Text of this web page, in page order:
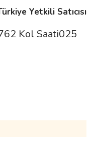
Yetkili Satıcısı
Kol Saati025